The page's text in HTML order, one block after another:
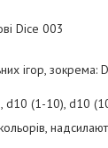
Dice 003
ігор,
d10 (1-10), d10